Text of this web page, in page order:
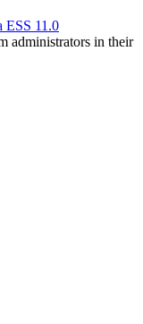
ESS 11.0
administrators in their